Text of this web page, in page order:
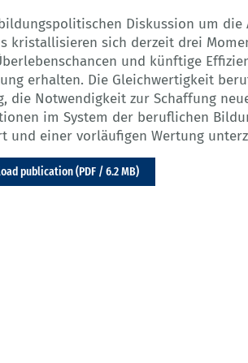
Diskussion um
kristallisieren sich derzeit drei
und künftige
erhalten. Die Gleichwertigkeit
die Notwendigkeit zur Schaffung
im System der beruflichen
und einer vorläufigen Wertung
publication (PDF / 6.2 MB)